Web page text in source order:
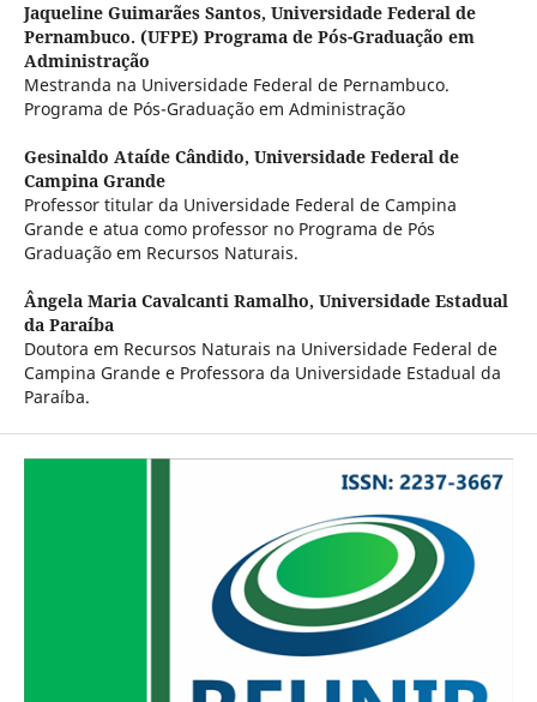
Jaqueline Guimarães Santos, Universidade Federal de
Pernambuco. (UFPE) Programa de Pós-Graduação em
Administração
Mestranda na Universidade Federal de Pernambuco.
Programa de Pós-Graduação em Administração
Gesinaldo Ataíde Cândido, Universidade Federal de
Campina Grande
Professor titular da Universidade Federal de Campina
Grande e atua como professor no Programa de Pós
Graduação em Recursos Naturais.
Ângela Maria Cavalcanti Ramalho, Universidade Estadual
da Paraíba
Doutora em Recursos Naturais na Universidade Federal de
Campina Grande e Professora da Universidade Estadual da
Paraíba.